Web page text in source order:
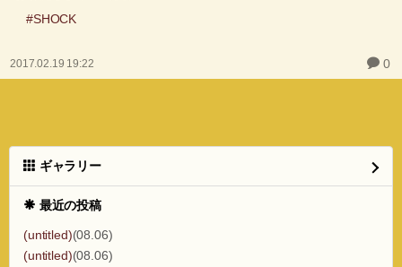
#SHOCK
2017.02.19 19:22 0
ギャラリー
最近の投稿
(untitled)(08.06)
(untitled)(08.06)